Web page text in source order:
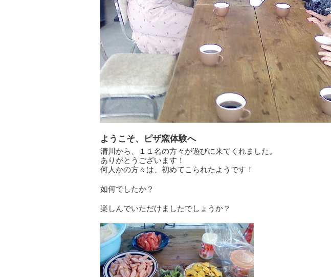
ようこそ、ピザ窯体験へ
清川から、１１名の方々が遊びに来てくれました。
ありがとうございます！
何人かの方々は、初めてこられたようです！
如何でしたか？
楽しんでいただけましたでしょうか？